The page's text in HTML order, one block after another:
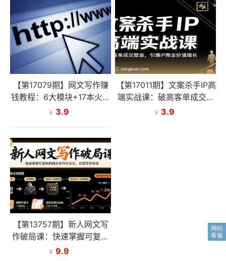
【第17079期】网文写作赚
钱教程：6大模块+17本火书
+98个真实例子 从入门到精
¥ 3.9
【第17011期】文案杀手IP高
端实战课：破高客单成交壁
垒，引爆IP商业价值增长
¥ 3.9
【第13757期】新人网文写
作破局课：快速掌握可复制
的网文创作方法论，实现写
¥ 9.9